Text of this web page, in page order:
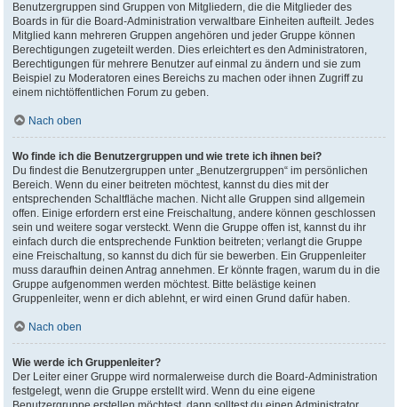
Benutzergruppen sind Gruppen von Mitgliedern, die die Mitglieder des
Boards in für die Board-Administration verwaltbare Einheiten aufteilt. Jedes
Mitglied kann mehreren Gruppen angehören und jeder Gruppe können
Berechtigungen zugeteilt werden. Dies erleichtert es den Administratoren,
Berechtigungen für mehrere Benutzer auf einmal zu ändern und sie zum
Beispiel zu Moderatoren eines Bereichs zu machen oder ihnen Zugriff zu
einem nichtöffentlichen Forum zu geben.
Nach oben
Wo finde ich die Benutzergruppen und wie trete ich ihnen bei?
Du findest die Benutzergruppen unter „Benutzergruppen“ im persönlichen
Bereich. Wenn du einer beitreten möchtest, kannst du dies mit der
entsprechenden Schaltfläche machen. Nicht alle Gruppen sind allgemein
offen. Einige erfordern erst eine Freischaltung, andere können geschlossen
sein und weitere sogar versteckt. Wenn die Gruppe offen ist, kannst du ihr
einfach durch die entsprechende Funktion beitreten; verlangt die Gruppe
eine Freischaltung, so kannst du dich für sie bewerben. Ein Gruppenleiter
muss daraufhin deinen Antrag annehmen. Er könnte fragen, warum du in die
Gruppe aufgenommen werden möchtest. Bitte belästige keinen
Gruppenleiter, wenn er dich ablehnt, er wird einen Grund dafür haben.
Nach oben
Wie werde ich Gruppenleiter?
Der Leiter einer Gruppe wird normalerweise durch die Board-Administration
festgelegt, wenn die Gruppe erstellt wird. Wenn du eine eigene